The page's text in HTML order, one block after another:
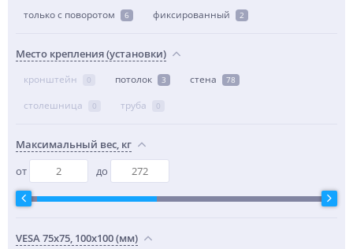
только с поворотом 6 фиксированный 2
Место крепления (установки)
кронштейн 0 потолок 3 стена 78
столешница 0 труба 0
Максимальный вес, кг
от
до
VESA 75x75, 100x100 (мм)